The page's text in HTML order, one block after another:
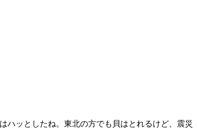
ハッとしたね。東北の方でも貝はとれるけど、震災